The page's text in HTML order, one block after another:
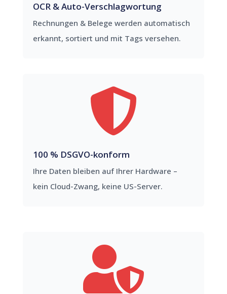
OCR & Auto-Verschlagwortung
Rechnungen & Belege werden automatisch
erkannt, sortiert und mit Tags versehen.

100 % DSGVO-konform
Ihre Daten bleiben auf Ihrer Hardware –
kein Cloud-Zwang, keine US-Server.
